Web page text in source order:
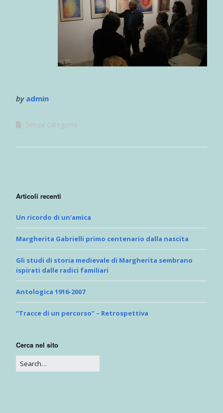
by admin
Senza categoria
Articoli recenti
Un ricordo di un’amica
Margherita Gabrielli primo centenario dalla nascita
Gli studi di storia medievale di Margherita sembrano
ispirati dalle radici familiari
Antologica 1916-2007
“Tracce di un percorso” – Retrospettiva
Cerca nel sito